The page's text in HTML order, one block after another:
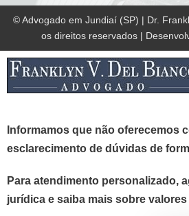
© Advogado em Jundiaí (SP) | Dr.
os direitos reservados |
Informamos que não oferecemos
esclarecimento de dúvidas de
Para atendimento personalizado,
jurídica e saiba mais sobre